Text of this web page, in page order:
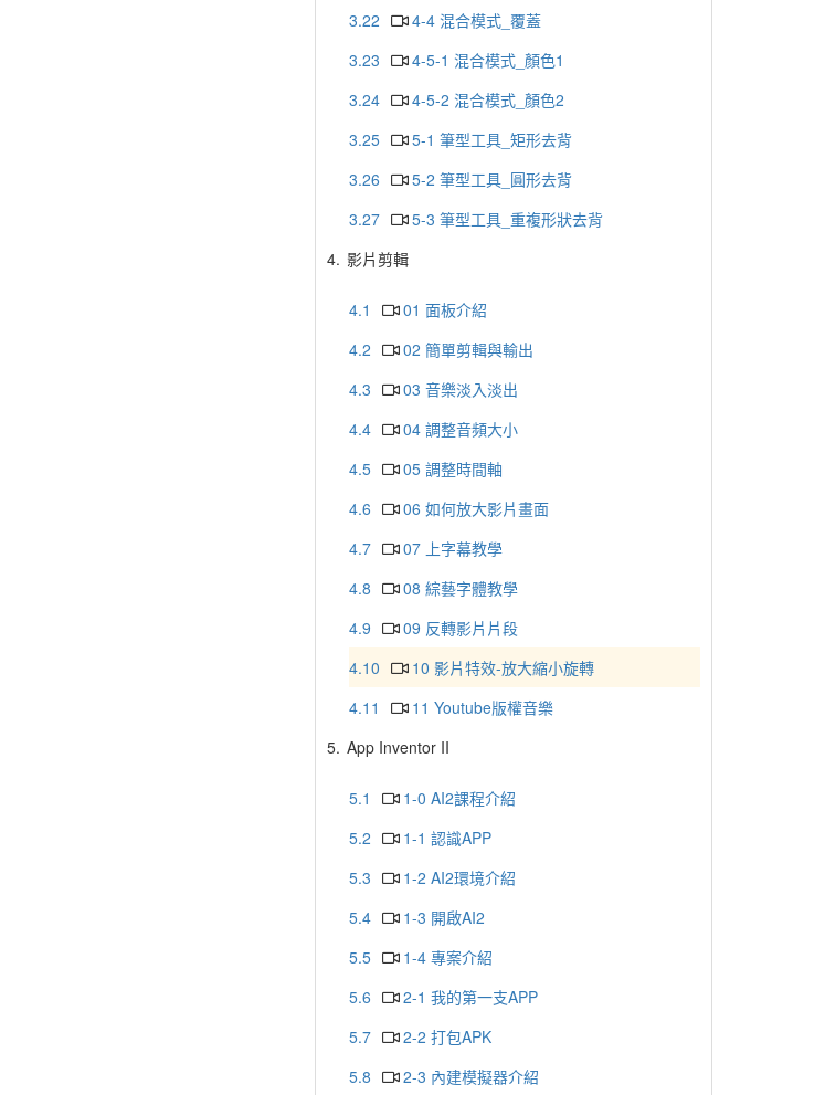
3.22
4-4 混合模式_覆蓋
3.23
4-5-1 混合模式_顏色1
3.24
4-5-2 混合模式_顏色2
3.25
5-1 筆型工具_矩形去背
3.26
5-2 筆型工具_圓形去背
3.27
5-3 筆型工具_重複形狀去背
4. 影片剪輯
4.1
01 面板介紹
4.2
02 簡單剪輯與輸出
4.3
03 音樂淡入淡出
4.4
04 調整音頻大小
4.5
05 調整時間軸
4.6
06 如何放大影片畫面
4.7
07 上字幕教學
4.8
08 綜藝字體教學
4.9
09 反轉影片片段
4.10
10 影片特效-放大縮小旋轉
4.11
11 Youtube版權音樂
5. App Inventor II
5.1
1-0 AI2課程介紹
5.2
1-1 認識APP
5.3
1-2 AI2環境介紹
5.4
1-3 開啟AI2
5.5
1-4 專案介紹
5.6
2-1 我的第一支APP
5.7
2-2 打包APK
5.8
2-3 內建模擬器介紹